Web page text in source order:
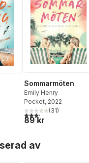
Totalt antal röster:
Sommarmöten
Emily Henry
Pocket, 2022
3,2utav 5 stjärnor.
(31)
89 kr
av